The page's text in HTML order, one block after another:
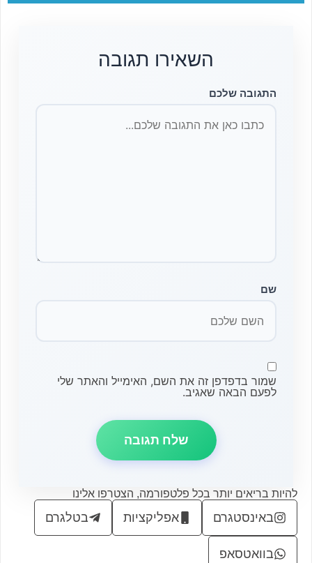
השאירו תגובה
התגובה שלכם
שם
שמור בדפדפן זה את השם, האימייל והאתר שלי
לפעם הבאה שאגיב.
להיות בריאים יותר בכל פלטפורמה, הצטרפו אלינו
באינסטגרם אפליקציות בטלגרם
בוואטסאפ